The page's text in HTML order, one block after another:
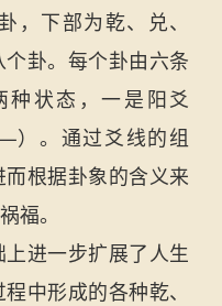
，下部为乾、兑、
卦。每个卦由六条
种状态，一是阳爻
。通过爻线的组
根据卦象的含义来
福。
进一步扩展了人生
中形成的各种乾、